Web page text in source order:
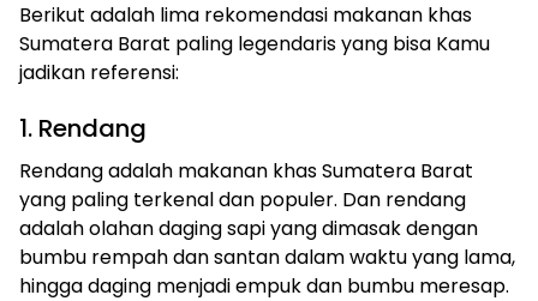
Berikut adalah lima rekomendasi makanan khas
Sumatera Barat paling legendaris yang bisa Kamu
jadikan referensi:
1. Rendang
Rendang adalah makanan khas Sumatera Barat
yang paling terkenal dan populer. Dan rendang
adalah olahan daging sapi yang dimasak dengan
bumbu rempah dan santan dalam waktu yang lama,
hingga daging menjadi empuk dan bumbu meresap.